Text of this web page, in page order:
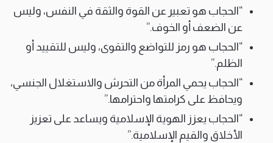
“الحجاب هو تعبير عن القوة والثقة في النفس، وليس
عن الضعف أو الخوف.”
“الحجاب هو رمز للتواضع والتقوى، وليس للتقييد أو
الظلم.”
“الحجاب يحمي المرأة من التحرش والاستغلال الجنسي،
ويحافظ على كرامتها واحترامها.”
“الحجاب يعزز الهوية الإسلامية ويساعد على تعزيز
الأخلاق والقيم الإسلامية.”